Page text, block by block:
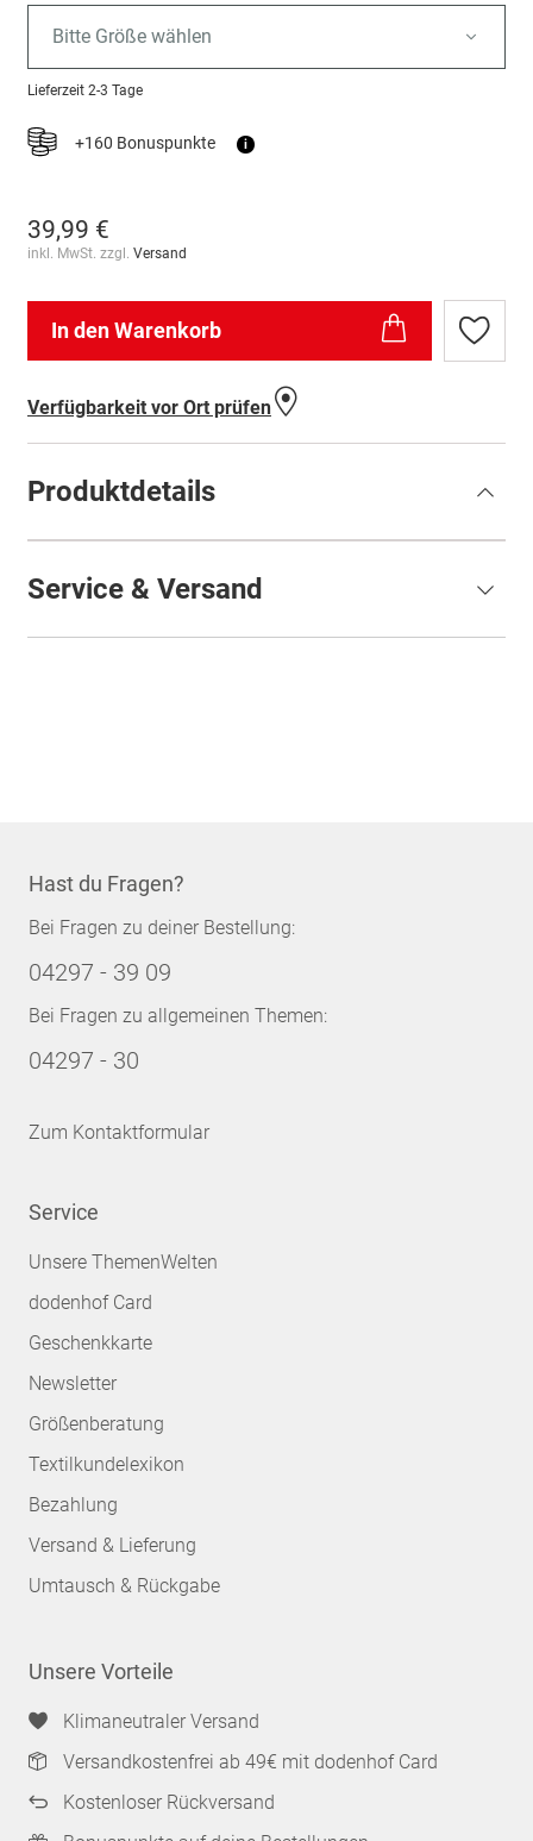
Bitte Größe wählen
Lieferzeit 2-3 Tage
+160 Bonuspunkte i
39,99 €
inkl. MwSt. zzgl. Versand
In den Warenkorb
Zur
Verfügbarkeit vor Ort prüfen
Produktdetails
Service & Versand
Hast du Fragen?
Bei Fragen zu deiner Bestellung:
04297 - 39 09
Bei Fragen zu allgemeinen Themen:
04297 - 30
Zum Kontaktformular
Service
Unsere ThemenWelten
dodenhof Card
Geschenkkarte
Newsletter
Größenberatung
Textilkundelexikon
Bezahlung
Versand & Lieferung
Umtausch & Rückgabe
Unsere Vorteile
Klimaneutraler Versand
Versandkostenfrei ab 49€ mit dodenhof Card
Kostenloser Rückversand